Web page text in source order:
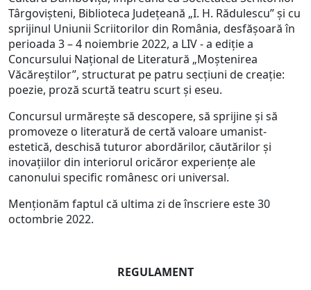
Târgovişteni, Biblioteca Judeţeană „I. H. Rădulescu” şi cu
sprijinul Uniunii Scriitorilor din România, desfăşoară în
perioada 3 – 4 noiembrie 2022, a LIV - a ediţie a
Concursului Naţional de Literatură „Moştenirea
Văcăreştilor”, structurat pe patru secţiuni de creaţie:
poezie, proză scurtă teatru scurt şi eseu.
Concursul urmăreşte să descopere, să sprijine şi să
promoveze o literatură de certă valoare umanist-
estetică, deschisă tuturor abordărilor, căutărilor şi
inovaţiilor din interiorul oricăror experienţe ale
canonului specific românesc ori universal.
Menționăm faptul că ultima zi de înscriere este 30
octombrie 2022.
REGULAMENT